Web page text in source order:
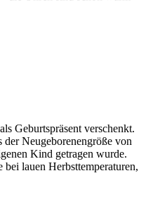
Geburtspräsent verschenkt.
der Neugeborenengröße von
Kind getragen wurde.
lauen Herbsttemperaturen,